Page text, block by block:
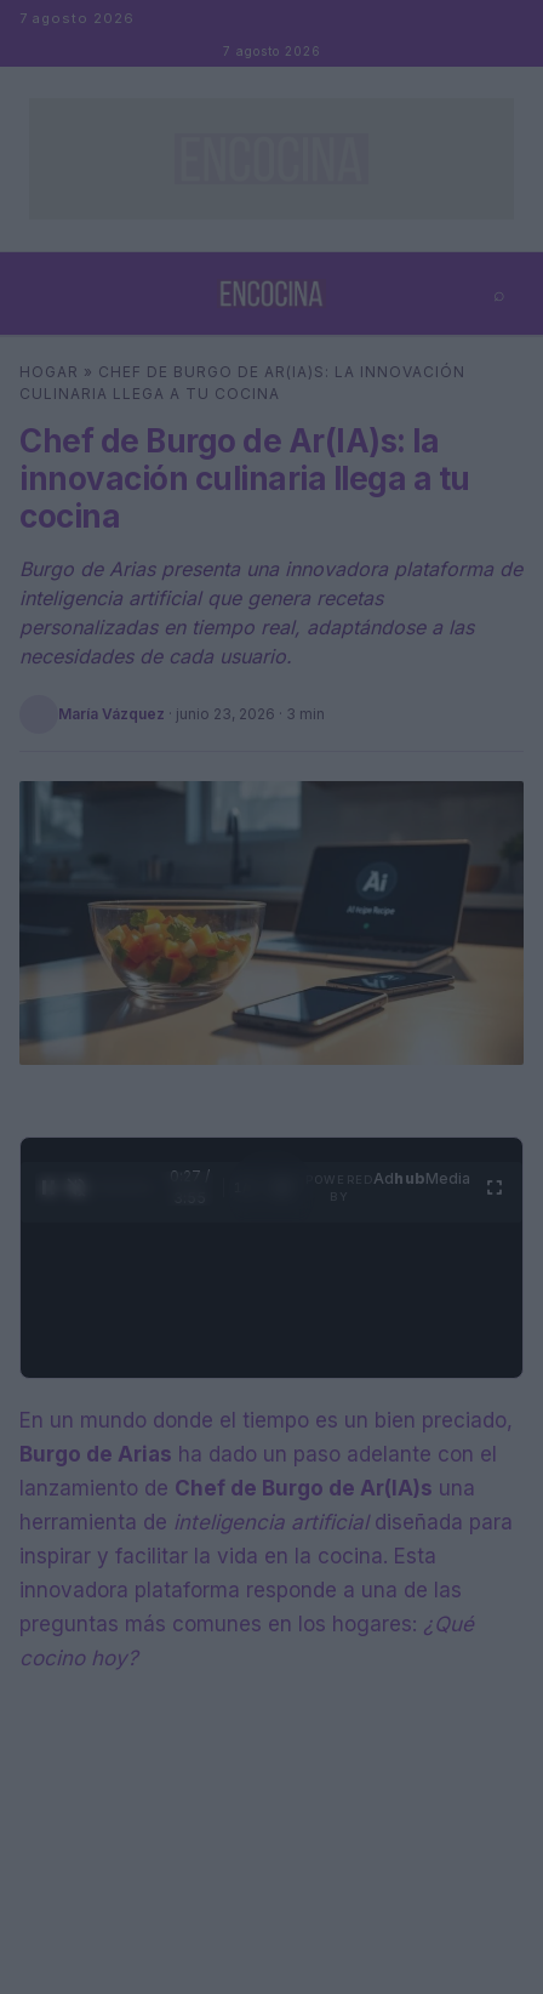
Saltar al contenido
7 agosto 2026
7 agosto 2026
⌕
Buscar ⌕
HOGAR » CHEF DE BURGO DE AR(IA)S: LA INNOVACIÓN
CULINARIA LLEGA A TU COCINA
Chef de Burgo de Ar(IA)s: la
innovación culinaria llega a tu
cocina
Burgo de Arias presenta una innovadora plataforma de
inteligencia artificial que genera recetas
personalizadas en tiempo real, adaptándose a las
necesidades de cada usuario.
María Vázquez · junio 23, 2026 · 3 min
0:28 /
AdhubMedia
En un mundo donde el tiempo es un bien preciado,
Burgo de Arias ha dado un paso adelante con el
lanzamiento de Chef de Burgo de Ar(IA)s una
herramienta de inteligencia artificialdiseñada para
inspirar y facilitar la vida en la cocina. Esta
innovadora plataforma responde a una de las
preguntas más comunes en los hogares: ¿Qué
cocino hoy?